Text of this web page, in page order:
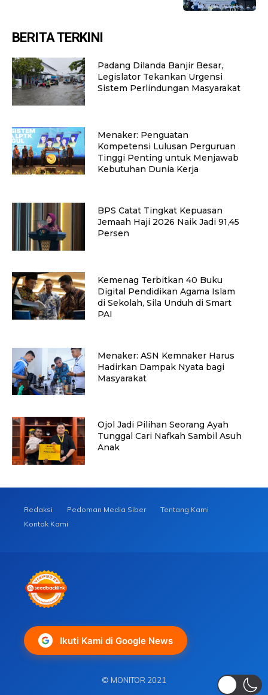
BERITA TERKINI
Padang Dilanda Banjir Besar,
Legislator Tekankan Urgensi
Sistem Perlindungan Masyarakat
Menaker: Penguatan
Kompetensi Lulusan Perguruan
Tinggi Penting untuk Menjawab
Kebutuhan Dunia Kerja
BPS Catat Tingkat Kepuasan
Jemaah Haji 2026 Naik Jadi 91,45
Persen
Kemenag Terbitkan 40 Buku
Digital Pendidikan Agama Islam
di Sekolah, Sila Unduh di Smart
PAI
Menaker: ASN Kemnaker Harus
Hadirkan Dampak Nyata bagi
Masyarakat
Ojol Jadi Pilihan Seorang Ayah
Tunggal Cari Nafkah Sambil Asuh
Anak
Redaksi Pedoman Media Siber
Tentang Kami
Kontak Kami
Ikuti Kami di Google News
© MONITOR 2021